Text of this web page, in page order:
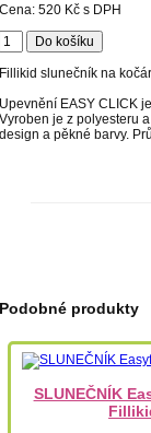
Cena:520 Kč s DPH
Fillikid slunečník na
Upevnění EASY CLICK
Vyroben je z polyesteru
design a pěkné barvy.
Podobné produkty
SLUNEČNÍK